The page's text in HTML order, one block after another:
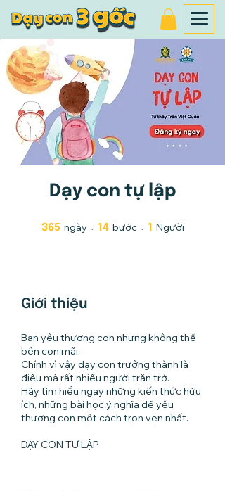
Dạy con tự lập
365 ngày 365 ngày
14 bước 14 bước
1 Người
Giới thiệu
Bạn yêu thương con nhưng không thể
bên con mãi.
Chính vì vậy dạy con trưởng thành là
điều mà rất nhiều người trăn trở.
Hãy tìm hiểu ngay những kiến thức hữu
ích, những bài học ý nghĩa để yêu
thương con một cách trọn vẹn nhất.
DẠY CON TỰ LẬP